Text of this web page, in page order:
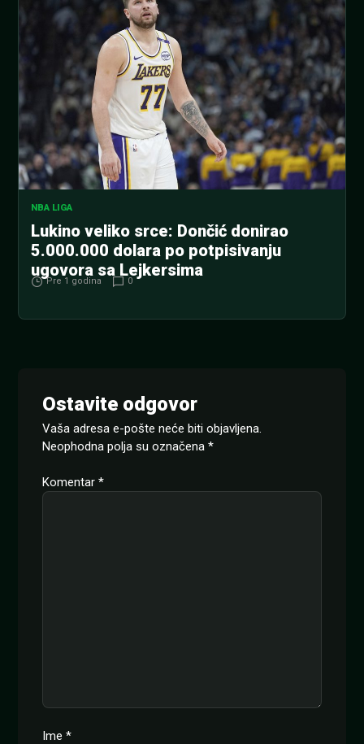
NBA LIGA
Lukino veliko srce: Dončić donirao
5.000.000 dolara po potpisivanju
ugovora sa Lejkersima
Pre 1 godina 0
Ostavite odgovor
Vaša adresa e-pošte neće biti objavljena.
Neophodna polja su označena *
Komentar *
Ime *